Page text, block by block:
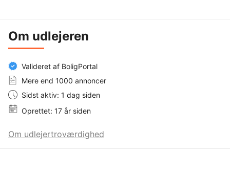
Om udlejeren
Valideret af BoligPortal
Mere end 1000 annoncer
Sidst aktiv: 1 dag siden
Oprettet: 17 år siden
Om udlejertroværdighed